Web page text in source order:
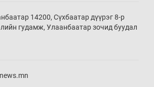
цаг 19 мин
шинэчлэн тогтоох нь
14200, Сүхбаатар дүүрэг 8-р
гудамж, Улаанбаатар зочид буудал